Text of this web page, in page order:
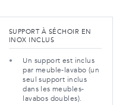
SUPPORT À SÉCHOIR EN
INOX INCLUS
Un support est inclus
par meuble-lavabo (un
seul support inclus
dans les meubles-
lavabos doubles).